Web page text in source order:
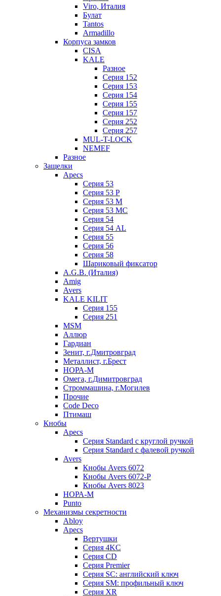
Viro, Италия
Булат
Tantos
Armadillo
Корпуса замков
CISA
KALE
Разное
Серия 152
Серия 153
Серия 154
Серия 155
Серия 157
Серия 252
Серия 257
MUL-T-LOCK
NEMEF
Разное
Защелки
Apecs
Серия 53
Серия 53 P
Серия 53 М
Серия 53 МC
Серия 54
Серия 54 AL
Серия 55
Серия 56
Серия 58
Шариковый фиксатор
A.G.B. (Италия)
Amig
Avers
KALE KILIT
Серия 155
Серия 251
MSM
Аллюр
Гардиан
Зенит, г.Дмитровград
Металлист, г.Брест
НОРА-М
Омега, г.Димитровград
Строммашина, г.Могилев
Прочие
Code Deco
Птимаш
Кнобы
Apecs
Серия Standard с круглой ручкой
Серия Standard с фалевой ручкой
Avers
Кнобы Avers 6072
Кнобы Avers 6072-P
Кнобы Avers 8023
НОРА-М
Punto
Механизмы секретности
Abloy
Apecs
Вертушки
Серия 4KC
Серия CD
Серия Premier
Серия SC: английский ключ
Серия SM: профильный ключ
Серия XR